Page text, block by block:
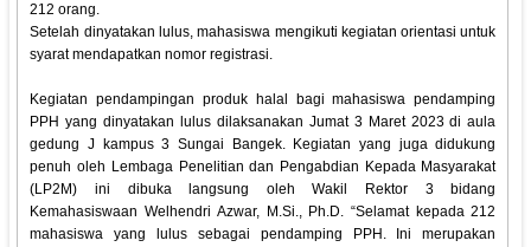
212 orang.
Setelah dinyatakan lulus, mahasiswa mengikuti kegiatan orientasi untuk
syarat mendapatkan nomor registrasi.
Kegiatan pendampingan produk halal bagi mahasiswa pendamping
PPH yang dinyatakan lulus dilaksanakan Jumat 3 Maret 2023 di aula
gedung J kampus 3 Sungai Bangek. Kegiatan yang juga didukung
penuh oleh Lembaga Penelitian dan Pengabdian Kepada Masyarakat
(LP2M) ini dibuka langsung oleh Wakil Rektor 3 bidang
Kemahasiswaan Welhendri Azwar, M.Si., Ph.D. “Selamat kepada 212
mahasiswa yang lulus sebagai pendamping PPH. Ini merupakan